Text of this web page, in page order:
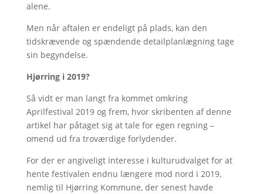
alene.
Men når aftalen er endeligt på plads, kan den
tidskrævende og spændende detailplanlægning tage
sin begyndelse.
Hjørring i 2019?
Så vidt er man langt fra kommet omkring
Aprilfestival 2019 og frem, hvor skribenten af denne
artikel har påtaget sig at tale for egen regning –
omend ud fra troværdige forlydender.
For der er angiveligt interesse i kulturudvalget for at
hente festivalen endnu længere mod nord i 2019,
nemlig til Hjørring Kommune, der senest havde